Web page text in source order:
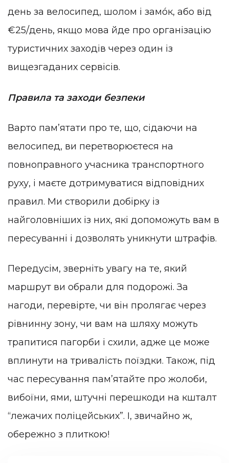
день за велосипед, шолом і замóк, або від
€25/день, якщо мова йде про організацію
туристичних заходів через один із
вищезгаданих сервісів.
Правила та заходи безпеки
Варто памʼятати про те, що, сідаючи на
велосипед, ви перетворюєтеся на
повноправного учасника транспортного
руху, і маєте дотримуватися відповідних
правил. Ми створили добірку із
найголовніших із них, які допоможуть вам в
пересуванні і дозволять уникнути штрафів.
Передусім, зверніть увагу на те, який
маршрут ви обрали для подорожі. За
нагоди, перевірте, чи він пролягає через
рівнинну зону, чи вам на шляху можуть
трапитися пагорби і схили, адже це може
вплинути на тривалість поїздки. Також, під
час пересування памʼятайте про жолоби,
вибоїни, ями, штучні перешкоди на кшталт
“лежачих поліцейських”. І, звичайно ж,
обережно з плиткою!